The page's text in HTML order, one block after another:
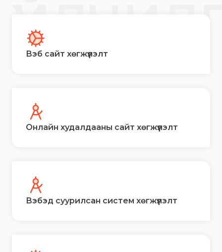
Вэб сайт хөгжүүлэлт
Онлайн худалдааны сайт хөгжүүлэлт
Вэбэд суурилсан систем хөгжүүлэлт